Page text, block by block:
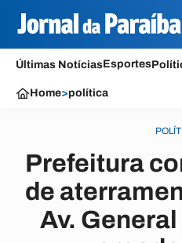
Últimas NotíciasEsportes
Home>política
Prefeitura
de
Av.